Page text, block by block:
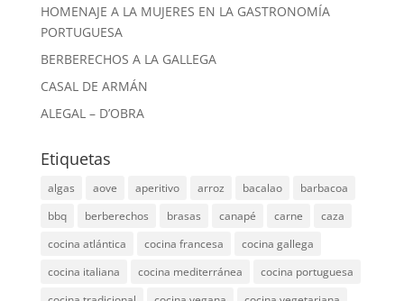
HOMENAJE A LA MUJERES EN LA GASTRONOMÍA
PORTUGUESA
BERBERECHOS A LA GALLEGA
CASAL DE ARMÁN
ALEGAL – D’OBRA
Etiquetas
algas aove aperitivo arroz bacalao
barbacoa
bbq
berberechos brasas canapé carne
caza
cocina atlántica
cocina francesa
cocina gallega
cocina italiana
cocina mediterránea
cocina portuguesa